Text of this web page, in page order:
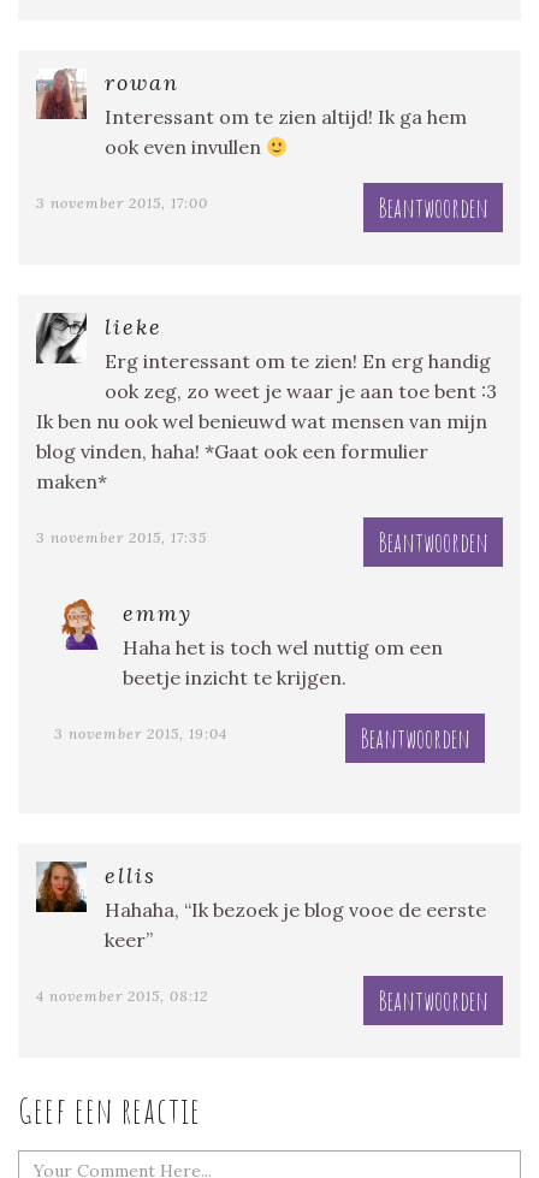
rowan
Interessant om te zien altijd! Ik ga hem
ook even invullen
3 november 2015, 17:00 Beantwoorden
lieke
Erg interessant om te zien! En erg handig
ook zeg, zo weet je waar je aan toe bent :3
Ik ben nu ook wel benieuwd wat mensen van mijn
blog vinden, haha! *Gaat ook een formulier
maken*
3 november 2015, 17:35 Beantwoorden
emmy
Haha het is toch wel nuttig om een
beetje inzicht te krijgen.
3 november 2015, 19:04 Beantwoorden
ellis
Hahaha, “Ik bezoek je blog vooe de eerste
keer”
4 november 2015, 08:12 Beantwoorden
Geef een reactie